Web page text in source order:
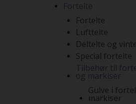
Fortelte
Fortelte
Lufttelte
Deltelte og
Special fortelte
Tilbehør til
og markiser
Gulve i
markiser